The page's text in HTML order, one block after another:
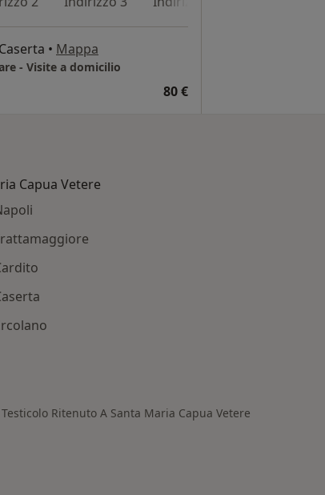
• Mappa
- Visite a domicilio
80 €
Capua Vetere
Ritenuto A Santa Maria Capua Vetere